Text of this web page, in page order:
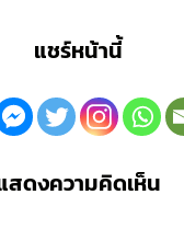
แชร์หน้านี้
สดงความคิดเห็น